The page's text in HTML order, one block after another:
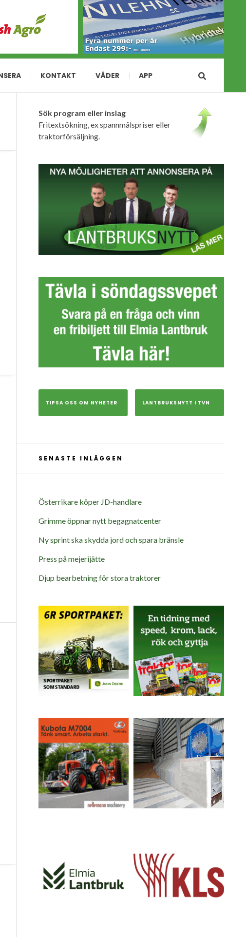
KONTAKT VÄDER APP
Sök program eller inslag
Fritextsökning, ex spannmålspriser eller
traktorförsäljning.
TIPSA OSS OM NYHETER LANTBRUKSNYTT I TVN
SENASTE INLÄGGEN
Österrikare köper JD-handlare
Grimme öppnar nytt begagnatcenter
Ny sprint ska skydda jord och spara bränsle
Press på mejerijätte
Djup bearbetning för stora traktorer